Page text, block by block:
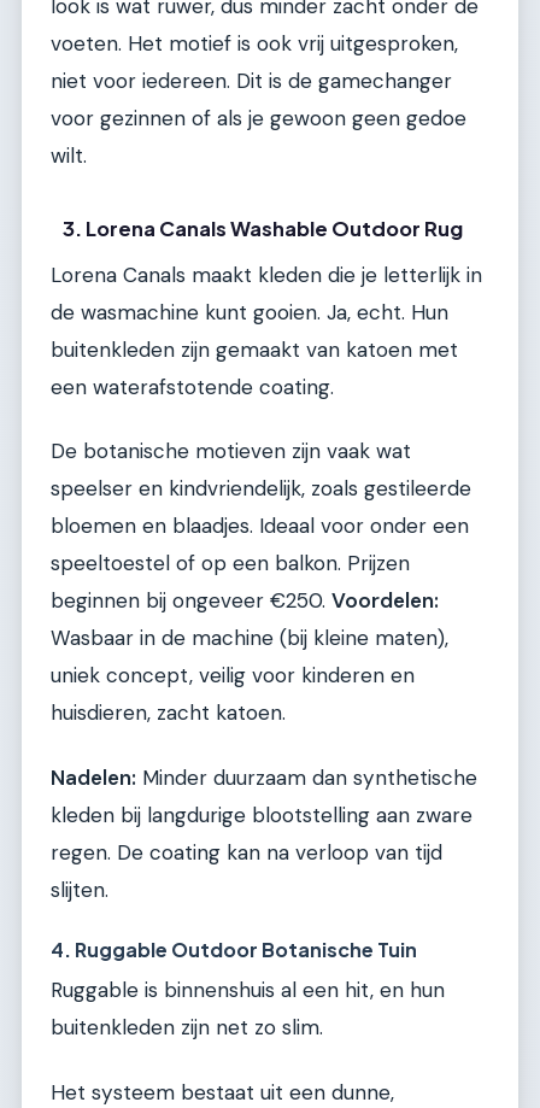
look is wat ruwer, dus minder zacht onder de
voeten. Het motief is ook vrij uitgesproken,
niet voor iedereen. Dit is de gamechanger
voor gezinnen of als je gewoon geen gedoe
wilt.
3. Lorena Canals Washable Outdoor Rug
Lorena Canals maakt kleden die je letterlijk in
de wasmachine kunt gooien. Ja, echt. Hun
buitenkleden zijn gemaakt van katoen met
een waterafstotende coating.
De botanische motieven zijn vaak wat
speelser en kindvriendelijk, zoals gestileerde
bloemen en blaadjes. Ideaal voor onder een
speeltoestel of op een balkon. Prijzen
beginnen bij ongeveer €250. Voordelen:
Wasbaar in de machine (bij kleine maten),
uniek concept, veilig voor kinderen en
huisdieren, zacht katoen.
Nadelen: Minder duurzaam dan synthetische
kleden bij langdurige blootstelling aan zware
regen. De coating kan na verloop van tijd
slijten.
4. Ruggable Outdoor Botanische Tuin
Ruggable is binnenshuis al een hit, en hun
buitenkleden zijn net zo slim.
Het systeem bestaat uit een dunne,